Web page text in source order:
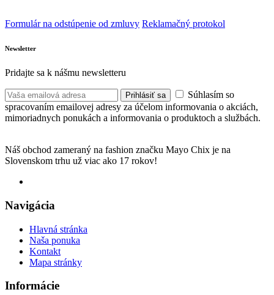
Formulár na odstúpenie od zmluvy Reklamačný protokol
Newsletter
Pridajte sa k nášmu newsletteru
Prihlásiť sa
Súhlasím so
spracovaním emailovej adresy za účelom informovania o akciách,
mimoriadnych ponukách a informovania o produktoch a službách.
Náš obchod zameraný na fashion značku Mayo Chix je na
Slovenskom trhu už viac ako 17 rokov!
Navigácia
Hlavná stránka
Naša ponuka
Kontakt
Mapa stránky
Informácie